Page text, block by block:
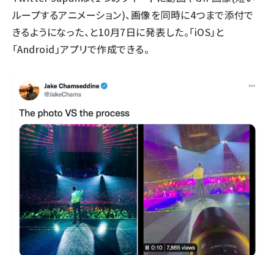
ループするアニメーション)、画像を同時に4つまで添付で
きるようになった、と10月7日に発表した。「iOS」と
「Android」アプリで作成できる。